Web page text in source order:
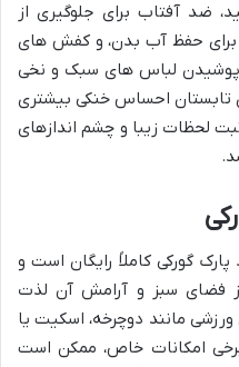
ضد آفتاب برای جلوگیری از
حفظ آب بدن، و کفش های
پوشیدن لباس های سبک و نخی
تابستان احساس خنکی بیشتری
لحظات زیبا و چشم اندازهای
گورکی کاملاً رایگان است و
فضای سبز و آرامش آن لذت
ورزشی مانند دوچرخه، اسکیت یا
امکانات خاص، ممکن است